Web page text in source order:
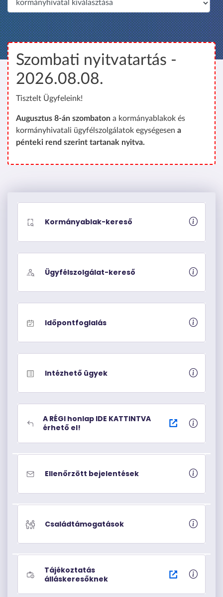
p
r
e
Szombati nyitvatartás -
2026.08.08.
Tisztelt Ügyfeleink!
Augusztus 8-án szombaton a kormányablakok és
kormányhivatali ügyfélszolgálatok egységesen a
pénteki rend szerint tartanak nyitva.
Kormányablak-kereső
Ügyfélszolgálat-kereső
Időpontfoglalás
Intézhető ügyek
A RÉGI honlap IDE KATTINTVA
érhető el!
Ellenőrzött bejelentések
Családtámogatások
Tájékoztatás
álláskeresőknek